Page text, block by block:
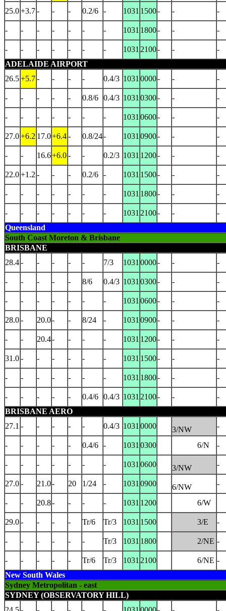
25.0+3.7- - - 0.2/6 - 1031 1500- - -
- - - - - - - 1031 1800- - -
- - - - - - - 1031 2100- -
-
ADELAIDE AIRPORT
26.5+5.7- - - - 0.4/3 1031 0000- - -
- - - - - 0.8/6 0.4/3 1031 0300- - -
- - - - - - - 1031 0600- - -
27.0+6.2 17.0+6.4- 0.8/24- 1031 0900- - -
- - 16.6+6.0- - 0.2/3 1031 1200- - -
22.0+1.2 - - - 0.2/6 - 1031 1500- - -
- - - - - - - 1031 1800- - -
- - - - - - - 1031 2100- -
-
Queensland
South Coast Moreton & Brisbane
BRISBANE
28.4- - - - - 7/3 1031 0000- - -
- - - - - 8/6 0.4/3 1031 0300- - -
- - - - - - - 1031 0600- - -
28.0- 20.0- - 8/24 - 1031 0900- - -
- - 20.4- - - - 1031 1200- - -
31.0- - - - - - 1031 1500- - -
- - - - - - - 1031 1800- - -
- - - - - 0.4/6 0.4/3 1031 2100- -
-
BRISBANE AERO
27.1 - - - - - 0.4/3 1031 0000 3/NW -
- - - - - 0.4/6 - 1031 0300 6/N -
- - - - - - - 1031 0600 3/NW -
27.0- 21.0- 20 1/24 - 1031 0900 6/NW -
- - 20.8- - - - 1031 1200 6/W
29.0- - - - Tr/6 Tr/3 1031 1500 3/E -
- - - - - - Tr/3 1031 1800 2/NE -
- - - - - Tr/6 Tr/3 1031 2100 6/NE -
New South Wales
Sydney Metropolitan - east
SYDNEY (OBSERVATORY HILL)